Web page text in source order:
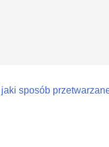
sposób